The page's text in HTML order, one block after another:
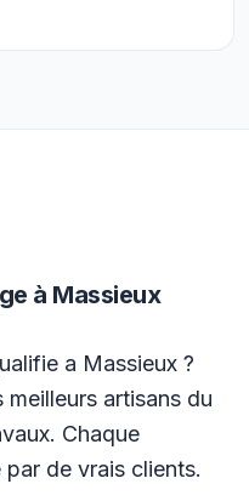
à Massieux
a Massieux ?
artisans du
Chaque
de vrais clients.